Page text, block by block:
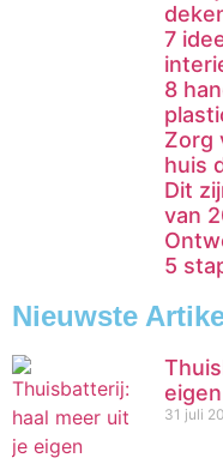
7
8
Zorg
huis
Dit
van
5
Nieuwste
31 juli